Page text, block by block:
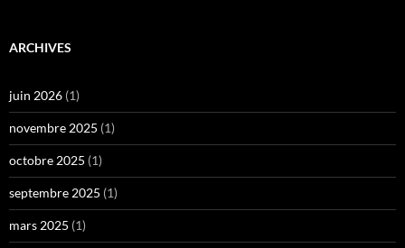
ARCHIVES
juin 2026 (1)
novembre 2025 (1)
octobre 2025 (1)
septembre 2025 (1)
mars 2025 (1)